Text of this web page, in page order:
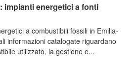
impianti energetici a fonti
a combustibili fossili in Emilia-
informazioni catalogate riguardano
utilizzato, la gestione e...